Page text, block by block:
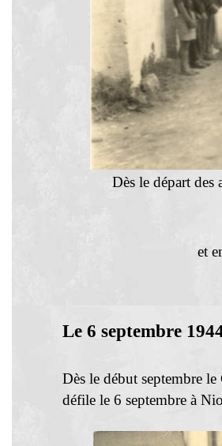
Dès le départ des
et
Le 6 septembre
Dès le début septembre
défile le 6 septembre à